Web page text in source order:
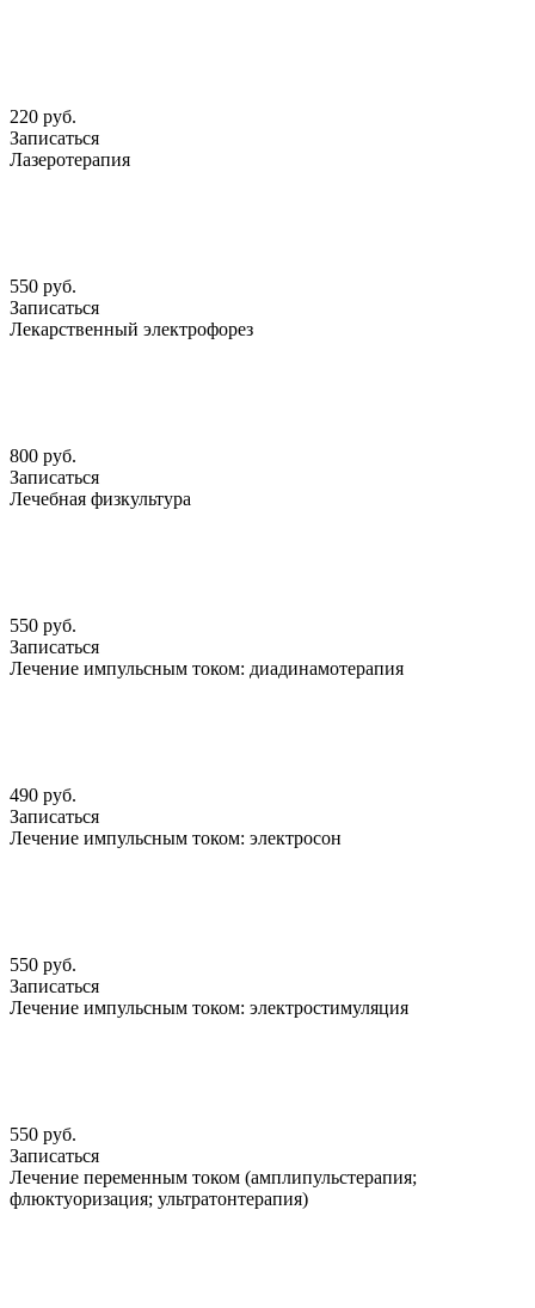
220 руб.
Записаться
Лазеротерапия
550 руб.
Записаться
Лекарственный электрофорез
800 руб.
Записаться
Лечебная физкультура
550 руб.
Записаться
Лечение импульсным током: диадинамотерапия
490 руб.
Записаться
Лечение импульсным током: электросон
550 руб.
Записаться
Лечение импульсным током: электростимуляция
550 руб.
Записаться
Лечение переменным током (амплипульстерапия;
флюктуоризация; ультратонтерапия)